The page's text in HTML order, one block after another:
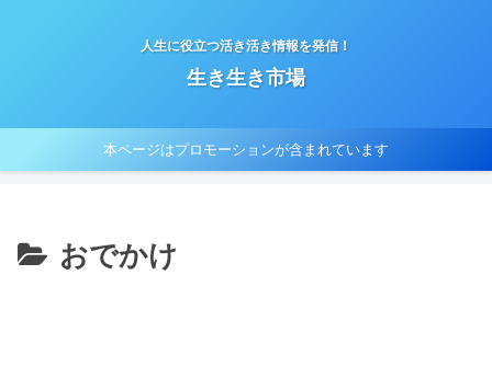
人生に役立つ活き活き情報を発信！
生き生き市場
本ページはプロモーションが含まれています
おでかけ